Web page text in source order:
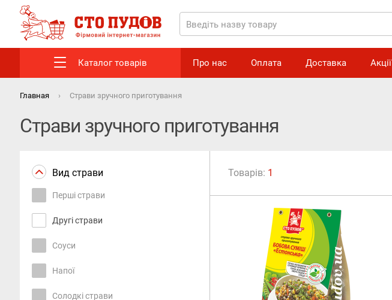
Каталог товарів Про нас Оплата Доставка Акції
Главная Страви зручного приготування
Страви зручного приготування
Вид страви
Перші страви
Другі страви
Соуси
Напої
Солодкі страви
Товарів: 1